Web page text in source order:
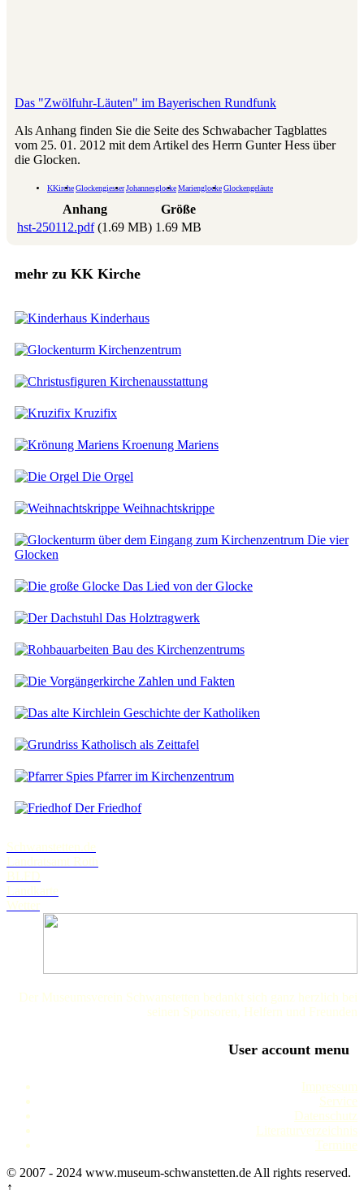
Das "Zwölfuhr-Läuten" im Bayerischen Rundfunk
Als Anhang finden Sie die Seite des Schwabacher Tagblattes
vom 25. 01. 2012 mit dem Artikel des Herrn Gunter Hess über
die Glocken.
KKircheGlockengiesserJohannesglockeMarienglockeGlockengeläute
Anhang
Größe
hst-250112.pdf (1.69 MB) 1.69 MB
mehr zu KK Kirche
Kinderhaus
Kirchenzentrum
Kirchenausstattung
Kruzifix
Kroenung Mariens
Die Orgel
Weihnachtskrippe
Die vier
Glocken
Das Lied von der Glocke
Das Holztragwerk
Bau des Kirchenzentrums
Zahlen und Fakten
Geschichte der Katholiken
Katholisch als Zeittafel
Pfarrer im Kirchenzentrum
Der Friedhof
Schwanstetten.de
Landratsamt Roth
BLFD
Landkarte
Wetter
Der Museumsverein Schwanstetten bedankt sich ganz herzlich bei
seinen Sponsoren, Helfern und Freunden
User account menu
Impressum
Service
Datenschutz
Literaturverzeichnis
Termine
© 2007 - 2024 www.museum-schwanstetten.de All rights reserved.
↑